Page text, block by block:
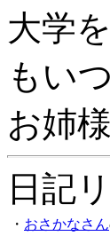
大学
もい
お姉
日記
・ おさかなさん